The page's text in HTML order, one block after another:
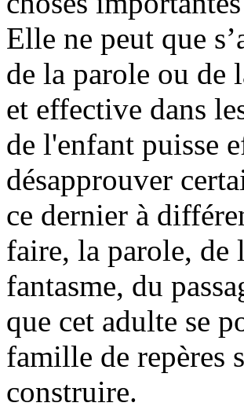
Elle ne peut que
de la parole ou de
et effective dans
de l'enfant puisse
désapprouver
ce dernier à
faire, la parole,
fantasme, du
que cet adulte se
famille de repères
construire.